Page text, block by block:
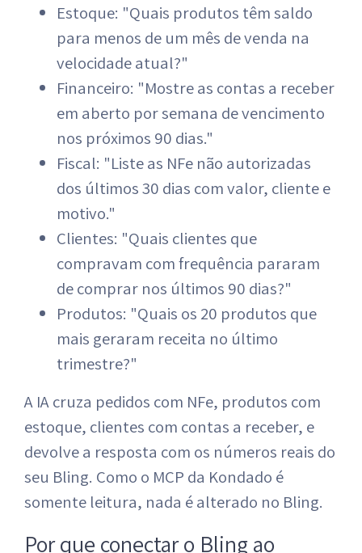
Estoque: "Quais produtos têm saldo
para menos de um mês de venda na
velocidade atual?"
Financeiro: "Mostre as contas a receber
em aberto por semana de vencimento
nos próximos 90 dias."
Fiscal: "Liste as NFe não autorizadas
dos últimos 30 dias com valor, cliente e
motivo."
Clientes: "Quais clientes que
compravam com frequência pararam
de comprar nos últimos 90 dias?"
Produtos: "Quais os 20 produtos que
mais geraram receita no último
trimestre?"
A IA cruza pedidos com NFe, produtos com
estoque, clientes com contas a receber, e
devolve a resposta com os números reais do
seu Bling. Como o MCP da Kondado é
somente leitura, nada é alterado no Bling.
Por que conectar o Bling ao